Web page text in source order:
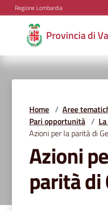
Vai al contenuto
Vai alla navigazione
Vai al footer
Regione Lombardia
Provincia di
Provincia
di
Varese
Aree
tematiche
Amministrazione
Home / Aree
Pari opportunità /
Azioni per la parità di
Azioni
parità di